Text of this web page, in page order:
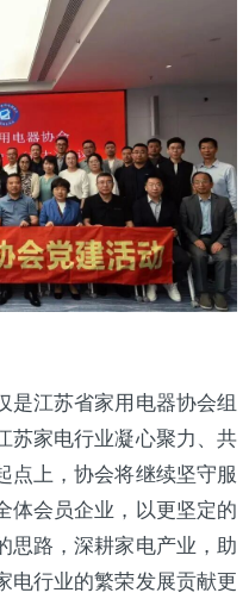
江苏省家用电器协会组
苏家电行业凝心聚力、共
点上，协会将继续坚守服
体会员企业，以更坚定的
思路，深耕家电产业，助
电行业的繁荣发展贡献更